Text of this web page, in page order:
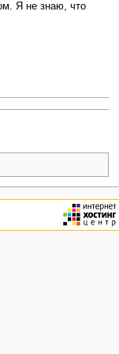
Я не знаю, что